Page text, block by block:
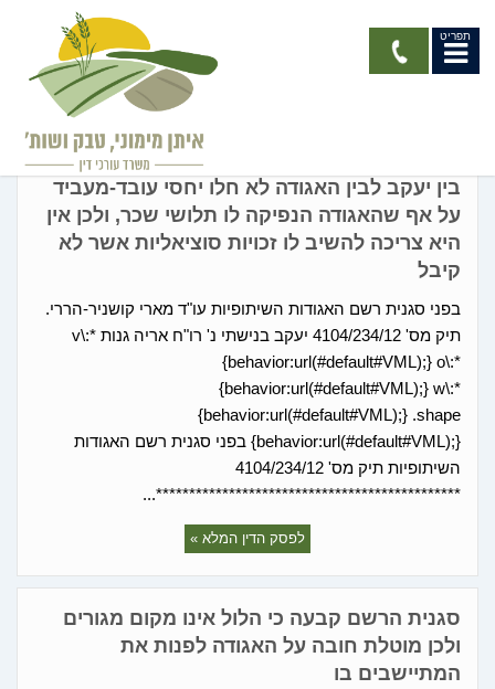
תפריט
החלטות רשם האגודות
בין יעקב לבין האגודה לא חלו יחסי עובד-מעביד
על אף שהאגודה הנפיקה לו תלושי שכר, ולכן אין
היא צריכה להשיב לו זכויות סוציאליות אשר לא
קיבל
בפני סגנית רשם האגודות השיתופיות עו"ד מארי קושניר-הררי.
תיק מס' 4104/234/12 יעקב בנישתי נ' רו"ח אריה גנות v\:*
{behavior:url(#default#VML);} o\:*
{behavior:url(#default#VML);} w\:*
{behavior:url(#default#VML);} .shape
{behavior:url(#default#VML);} בפני סגנית רשם האגודות
השיתופיות תיק מס' 4104/234/12
**********************************************...
לפסק הדין המלא »
סגנית הרשם קבעה כי הלול אינו מקום מגורים
ולכן מוטלת חובה על האגודה לפנות את
המתיישבים בו